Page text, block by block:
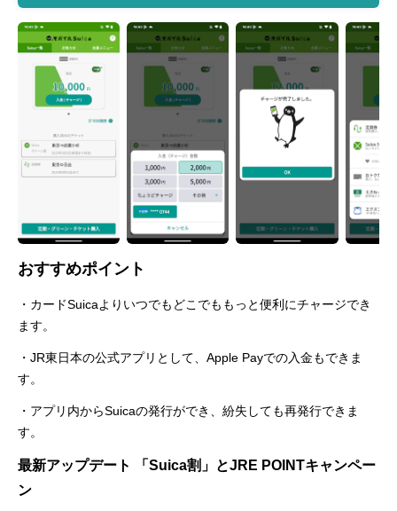
おすすめポイント
・カードSuicaよりいつでもどこでももっと便利にチャージでき
ます。
・JR東日本の公式アプリとして、Apple Payでの入金もできま
す。
・アプリ内からSuicaの発行ができ、紛失しても再発行できま
す。
最新アップデート 「Suica割」とJRE POINTキャンペー
ン